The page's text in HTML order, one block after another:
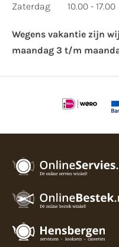
Zaterdag
10.00 - 17.00
Wegens vakantie zijn
maandag 3 t/m